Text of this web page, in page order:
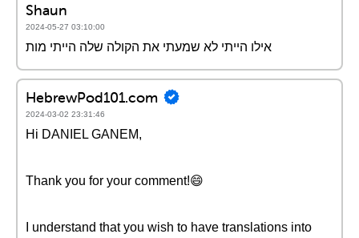
Shaun
2024-05-27 03:10:00
אילו הייתי לא שמעתי את הקולה שלה הייתי מות
HebrewPod101.com
2024-03-02 23:31:46
Hi DANIEL GANEM,
Thank you for your comment!😄
I understand that you wish to have translations into